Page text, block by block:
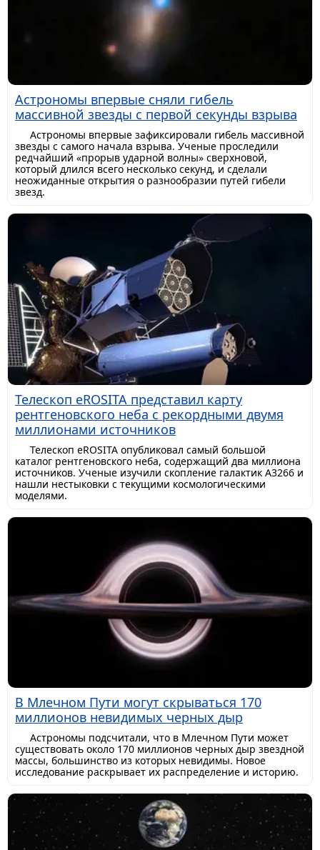
Астрономы впервые сняли гибель
массивной звезды с первой секунды взрыва
Астрономы впервые зафиксировали гибель массивной
звезды с самого начала взрыва. Ученые проследили
редчайший «прорыв ударной волны» сверхновой,
который длился всего несколько секунд, и сделали
неожиданные открытия о разнообразии путей гибели
звезд.
Телескоп eROSITA представил карту
рентгеновского неба с рекордными двумя
миллионами источников
Телескоп eROSITA опубликовал самый большой
каталог рентгеновского неба, содержащий два миллиона
источников. Ученые изучили скопление галактик A3266 и
нашли нестыковки с текущими космологическими
моделями.
В Млечном Пути могут скрываться 170
миллионов невидимых черных дыр
Астрономы подсчитали, что в Млечном Пути может
существовать около 170 миллионов черных дыр звездной
массы, большинство из которых невидимы. Новое
исследование раскрывает их распределение и историю.